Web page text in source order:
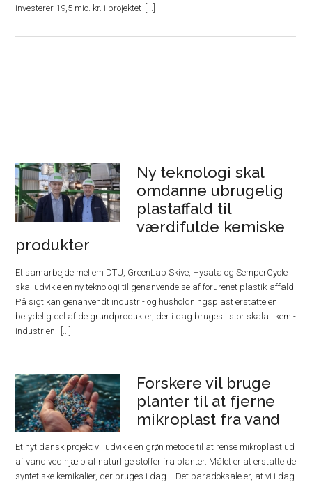
investerer 19,5 mio. kr. i projektet
Ny teknologi skal
omdanne ubrugelig
plastaffald til
værdifulde kemiske
produkter
Et samarbejde mellem DTU, GreenLab Skive, Hysata og SemperCycle
skal udvikle en ny teknologi til genanvendelse af forurenet plastik-affald.
På sigt kan genanvendt industri- og husholdningsplast erstatte en
betydelig del af de grundprodukter, der i dag bruges i stor skala i kemi-
industrien.
Forskere vil bruge
planter til at fjerne
mikroplast fra vand
Et nyt dansk projekt vil udvikle en grøn metode til at rense mikroplast ud
af vand ved hjælp af naturlige stoffer fra planter. Målet er at erstatte de
syntetiske kemikalier, der bruges i dag. - Det paradoksale er, at vi i dag